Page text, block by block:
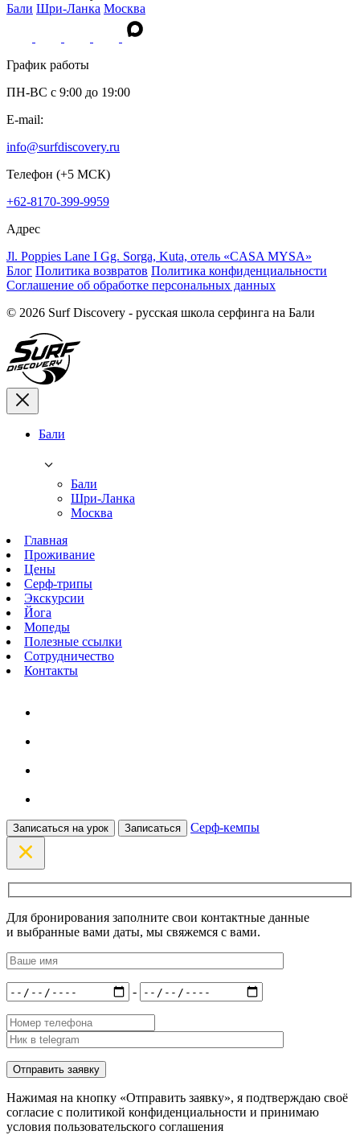
Бали Шри-Ланка Москва
График работы
ПН-ВС c 9:00 до 19:00
E-mail:
info@surfdiscovery.ru
Телефон (+5 МСК)
+62-8170-399-9959
Адрес
Jl. Poppies Lane I Gg. Sorga, Kuta, отель «CASA MYSA»
Блог Политика возвратов Политика конфиденциальности
Соглашение об обработке персональных данных
© 2026 Surf Discovery - русская школа серфинга на Бали
Бали
Бали
Шри-Ланка
Москва
Главная
Проживание
Цены
Серф-трипы
Экскурсии
Йога
Мопеды
Полезные ссылки
Сотрудничество
Контакты
Записаться на урок Записаться Серф-кемпы
Для бронирования заполните свои контактные данные
и выбранные вами даты, мы свяжемся с вами.
-
Нажимая на кнопку «Отправить заявку», я подтверждаю своё
согласие с политикой конфиденциальности и принимаю
условия пользовательского соглашения